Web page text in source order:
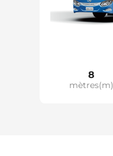
8
mètres(m)